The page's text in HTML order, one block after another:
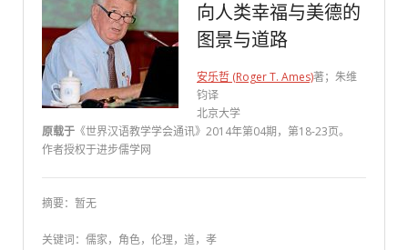
向人类幸福与美德的
图景与道路
安乐哲 (Roger T. Ames)著；朱维
钧译
北京大学
原载于 《世界汉语教学学会通讯》2014年第04期，第18-23页。
作者授权于进步儒学网
摘要：暂无
关键词：儒家，角色，伦理，道，孝